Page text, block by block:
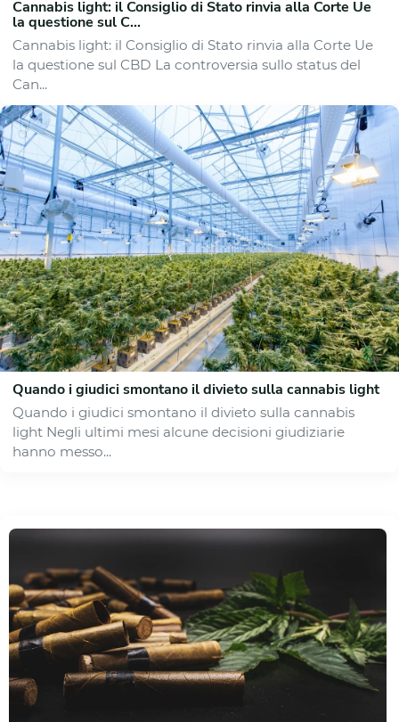
Cannabis light: il Consiglio di Stato rinvia alla Corte Ue
la questione sul C...
Cannabis light: il Consiglio di Stato rinvia alla Corte Ue
la questione sul CBD La controversia sullo status del
Can...
Quando i giudici smontano il divieto sulla cannabis light
Quando i giudici smontano il divieto sulla cannabis
light Negli ultimi mesi alcune decisioni giudiziarie
hanno messo...